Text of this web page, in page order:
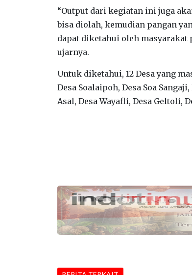
“Output dari kegiatan ini juga
bisa diolah, kemudian pangan
dapat diketahui oleh masyarakat
ujarnya.
Untuk diketahui, 12 Desa yang
Desa Soalaipoh, Desa Soa
Asal, Desa Wayafli, Desa Geltoli,